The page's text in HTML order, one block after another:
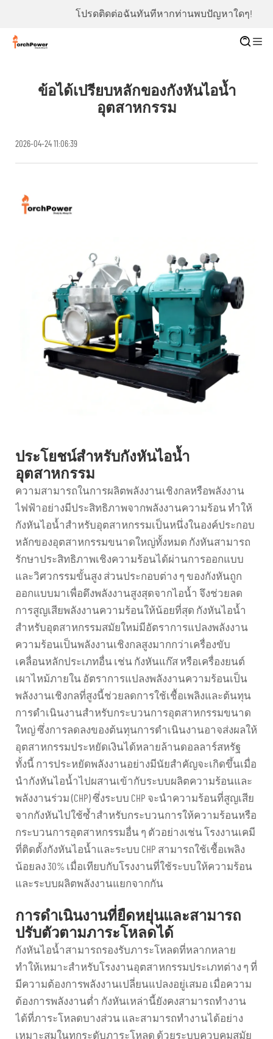
โปรดติดต่อฉันทันทีหากท่านพบปัญหาใดๆ!
ข้อได้เปรียบหลักของกังหันไอน้ำ
อุตสาหกรรม
2026-04-24 11:06:39
ประโยชน์สำหรับกังหันไอน้ำ
อุตสาหกรรม
ความสามารถในการผลิตพลังงานเชิงกลหรือพลังงาน
ไฟฟ้าอย่างมีประสิทธิภาพจากพลังงานความร้อน ทำให้
กังหันไอน้ำสำหรับอุตสาหกรรมเป็นหนึ่งในองค์ประกอบ
หลักของอุตสาหกรรมขนาดใหญ่ทั้งหมด กังหันสามารถ
รักษาประสิทธิภาพเชิงความร้อนได้ผ่านการออกแบบ
และวิศวกรรมขั้นสูง ส่วนประกอบต่าง ๆ ของกังหันถูก
ออกแบบมาเพื่อดึงพลังงานสูงสุดจากไอน้ำ จึงช่วยลด
การสูญเสียพลังงานความร้อนให้น้อยที่สุด กังหันไอน้ำ
สำหรับอุตสาหกรรมสมัยใหม่มีอัตราการแปลงพลังงาน
ความร้อนเป็นพลังงานเชิงกลสูงมากกว่าเครื่องขับ
เคลื่อนหลักประเภทอื่น เช่น กังหันแก๊ส หรือเครื่องยนต์
เผาไหม้ภายใน อัตราการแปลงพลังงานความร้อนเป็น
พลังงานเชิงกลที่สูงนี้ช่วยลดการใช้เชื้อเพลิงและต้นทุน
การดำเนินงานสำหรับกระบวนการอุตสาหกรรมขนาด
ใหญ่ ซึ่งการลดลงของต้นทุนการดำเนินงานอาจส่งผลให้
อุตสาหกรรมประหยัดเงินได้หลายล้านดอลลาร์สหรัฐ
ทั้งนี้ การประหยัดพลังงานอย่างมีนัยสำคัญจะเกิดขึ้นเมื่อ
นำกังหันไอน้ำไปผสานเข้ากับระบบผลิตความร้อนและ
พลังงานร่วม (CHP) ซึ่งระบบ CHP จะนำความร้อนที่สูญเสีย
จากกังหันไปใช้ซ้ำสำหรับกระบวนการให้ความร้อนหรือ
กระบวนการอุตสาหกรรมอื่น ๆ ตัวอย่างเช่น โรงงานเคมี
ที่ติดตั้งกังหันไอน้ำและระบบ CHP สามารถใช้เชื้อเพลิง
น้อยลง 30% เมื่อเทียบกับโรงงานที่ใช้ระบบให้ความร้อน
และระบบผลิตพลังงานแยกจากกัน
การดำเนินงานที่ยืดหยุ่นและสามารถ
ปรับตัวตามภาระโหลดได้
กังหันไอน้ำสามารถรองรับภาระโหลดที่หลากหลาย
ทำให้เหมาะสำหรับโรงงานอุตสาหกรรมประเภทต่าง ๆ ที่
มีความต้องการพลังงานเปลี่ยนแปลงอยู่เสมอ เมื่อความ
ต้องการพลังงานต่ำ กังหันเหล่านี้ยังคงสามารถทำงาน
ได้ที่ภาระโหลดบางส่วน และสามารถทำงานได้อย่าง
เหมาะสมในทุกระดับภาระโหลด ด้วยระบบควบคุมสมัย